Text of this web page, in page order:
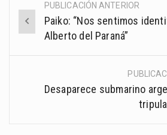
Post
navigation
PUBLICACIÓN ANTERIOR
Paiko: “Nos sentimos
Alberto del Paraná”
Desaparece submarino